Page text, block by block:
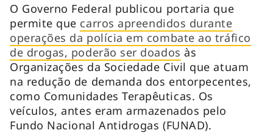
O Governo Federal publicou portaria que
permite que carros apreendidos durante
operações da polícia em combate ao tráfico
de drogas, poderão ser doados às
Organizações da Sociedade Civil que atuam
na redução de demanda dos entorpecentes,
como Comunidades Terapêuticas. Os
veículos, antes eram armazenados pelo
Fundo Nacional Antidrogas (FUNAD).